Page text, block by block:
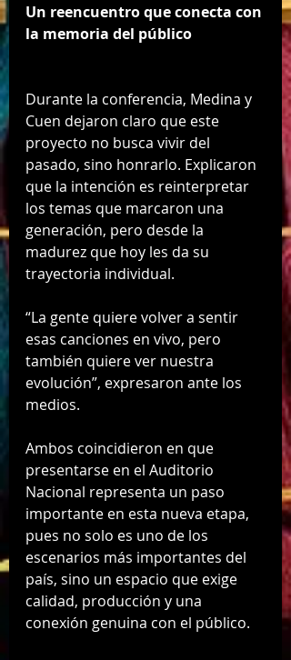
Un reencuentro que conecta con
la memoria del público
Durante la conferencia, Medina y
Cuen dejaron claro que este
proyecto no busca vivir del
pasado, sino honrarlo. Explicaron
que la intención es reinterpretar
los temas que marcaron una
generación, pero desde la
madurez que hoy les da su
trayectoria individual.
“La gente quiere volver a sentir
esas canciones en vivo, pero
también quiere ver nuestra
evolución”, expresaron ante los
medios.
Ambos coincidieron en que
presentarse en el Auditorio
Nacional representa un paso
importante en esta nueva etapa,
pues no solo es uno de los
escenarios más importantes del
país, sino un espacio que exige
calidad, producción y una
conexión genuina con el público.